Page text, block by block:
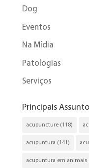
Dog
Eventos
Na Mídia
Patologias
Serviços
Principais
acupuncture(118)
acupuntura (141)
acupuntura em animais